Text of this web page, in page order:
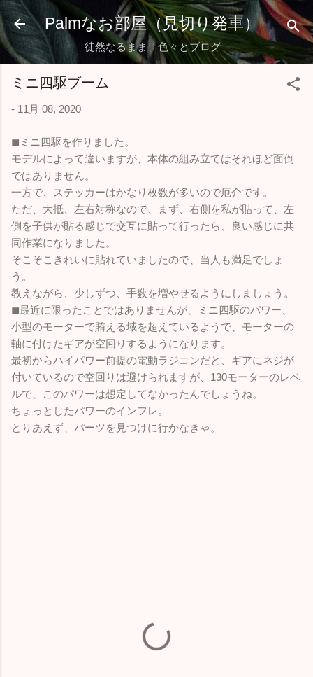
スキップしてメイン コンテンツに移動
Palmなお部屋（見切り発車）
徒然なるまま、色々とブログ
ミニ四駆ブーム
- 11月 08, 2020
◼︎ミニ四駆を作りました。
モデルによって違いますが、本体の組み立てはそれほど面倒
ではありません。
一方で、ステッカーはかなり枚数が多いので厄介です。
ただ、大抵、左右対称なので、まず、右側を私が貼って、左
側を子供が貼る感じで交互に貼って行ったら、良い感じに共
同作業になりました。
そこそこきれいに貼れていましたので、当人も満足でしょ
う。
教えながら、少しずつ、手数を増やせるようにしましょう。
◼︎最近に限ったことではありませんが、ミニ四駆のパワー、
小型のモーターで賄える域を超えているようで、モーターの
軸に付けたギアが空回りするようになります。
最初からハイパワー前提の電動ラジコンだと、ギアにネジが
付いているので空回りは避けられますが、130モーターのレベ
ルで、このパワーは想定してなかったんでしょうね。
ちょっとしたパワーのインフレ。
とりあえず、パーツを見つけに行かなきゃ。